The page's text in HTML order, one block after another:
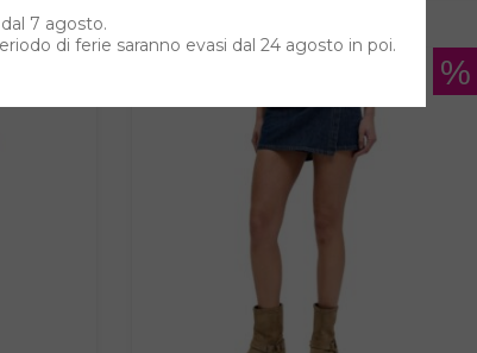
%
7 agosto.
di ferie saranno evasi dal 24 agosto in poi.